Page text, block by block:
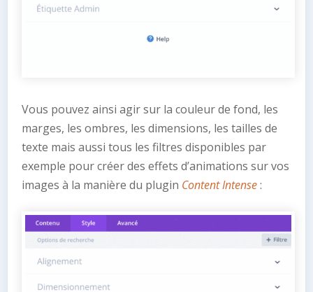
Vous pouvez ainsi agir sur la couleur de fond, les
marges, les ombres, les dimensions, les tailles de
texte mais aussi tous les filtres disponibles par
exemple pour créer des effets d’animations sur vos
images à la manière du plugin Content Intense: